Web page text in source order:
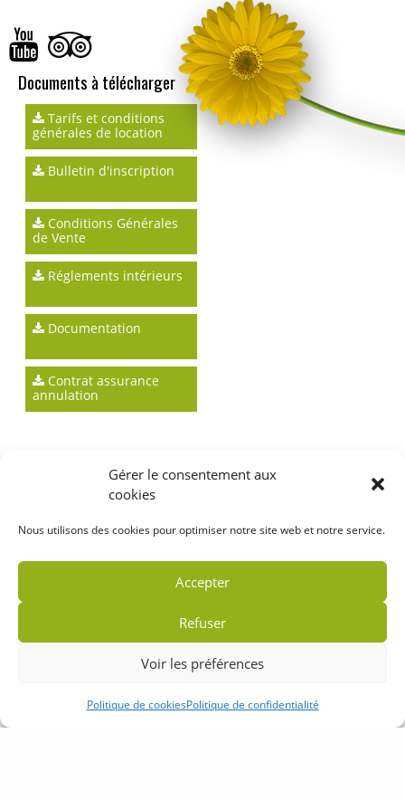
Gérer le consentement aux
cookies
Nous utilisons des cookies pour optimiser notre site web et notre service.
Accepter
Refuser
Voir les préférences
Politique de cookiesPolitique de confidentialité
Documents à télécharger
Tarifs et conditions
générales de location
Bulletin d'inscription
Conditions Générales
de Vente
Réglements intérieurs
Documentation
Contrat assurance
annulation